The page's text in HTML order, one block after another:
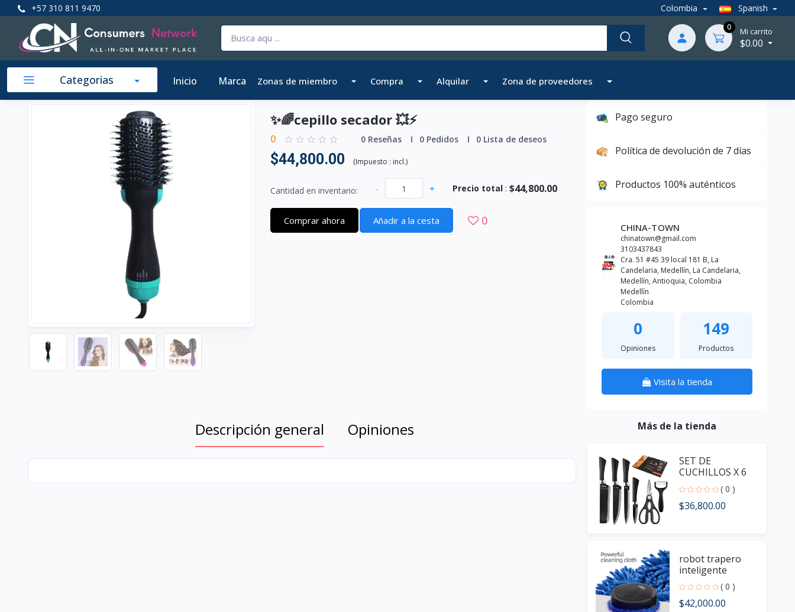
+57 310 811 9470 Colombia Spanish
0 Mi carrito
$0.00
Categorias Inicio Marca Zonas de miembro Compra Alquilar Zona de proveedores
✨🌈cepillo secador 💥⚡
0 0 Reseñas 0 Pedidos 0 Lista de deseos
$44,800.00 (Impuesto : incl.)
Cantidad en inventario: - + Precio total: $44,800.00
Comprar ahora Añadir a la cesta 0
Descripción general Opiniones
Pago seguro
Política de devolución de 7 días
Productos 100% auténticos
CHINA-TOWN
chinatown@gmail.com
3103437843
Cra. 51 #45 39 local 181 B, La
Candelaria, Medellín, La Candelaria,
Medellín, Antioquia, Colombia
Medellín
Colombia
0
Opiniones
149
Productos
Visita la tienda
Más de la tienda
SET DE
CUCHILLOS X 6
PCS
( 0 )
$36,800.00
robot trapero
inteligente
( 0 )
$42,000.00